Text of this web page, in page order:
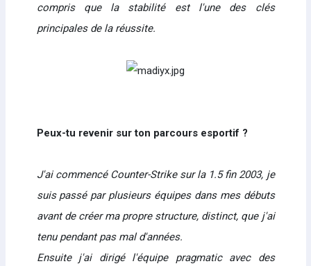
compris que la stabilité est l'une des clés
principales de la réussite.
Peux-tu revenir sur ton parcours esportif ?
J'ai commencé Counter-Strike sur la 1.5 fin 2003, je
suis passé par plusieurs équipes dans mes débuts
avant de créer ma propre structure, distinct, que j'ai
tenu pendant pas mal d'années.
Ensuite j'ai dirigé l'équipe pragmatic avec des